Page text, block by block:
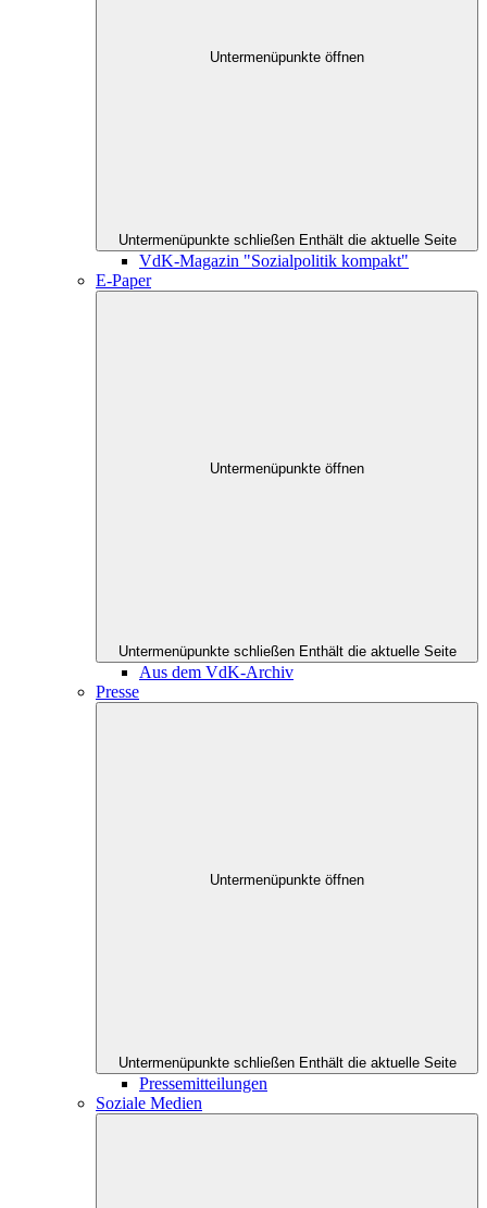
Untermenüpunkte öffnen
Untermenüpunkte schließen Enthält die aktuelle Seite
VdK-Magazin "Sozialpolitik kompakt"
E-Paper
Untermenüpunkte öffnen
Untermenüpunkte schließen Enthält die aktuelle Seite
Aus dem VdK-Archiv
Presse
Untermenüpunkte öffnen
Untermenüpunkte schließen Enthält die aktuelle Seite
Pressemitteilungen
Soziale Medien